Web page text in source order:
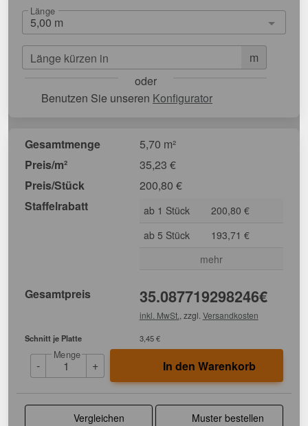
Länge
m
Länge kürzen in
oder
Benutzen Sie unseren Konfigurator
Gesamtmenge
5,70 m²
Preis/m²
35,23 €
Preis/Stück
200,80 €
Staffelrabatt
ab 1 Stück
200,80 €
ab 5 Stück
193,71 €
mehr
Gesamtpreis 35.087719298246€
inkl. MwSt. , zzgl. Versandkosten
Schnitt je Platte 3,45 €
-
Menge
+ In den Warenkorb
Vergleichen Muster bestellen